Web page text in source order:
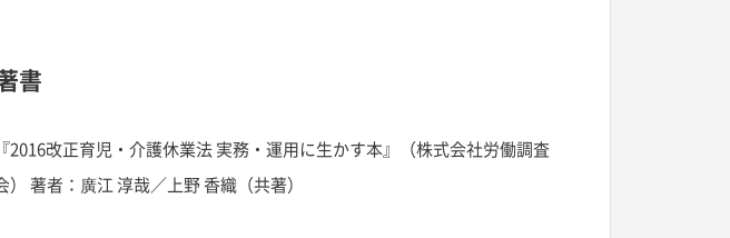
書
『2016改正育児・介護休業法 実務・運用に生かす本』（株式会社労働調査
） 著者：廣江 淳哉／上野 香織（共著）